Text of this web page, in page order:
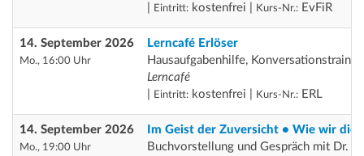
Eintritt: kostenfrei | Kurs-Nr.: EvFiR
14. September 2026
Mo., 16:00 Uhr
Lerncafé Erlöser
Hausaufgabenhilfe,
Lerncafé
Eintritt: kostenfrei | Kurs-Nr.: ERL
14. September 2026
Mo., 19:00 Uhr
Im Geist der Zuversicht • Wie wir die
Buchvorstellung und Gespräch mit Dr.